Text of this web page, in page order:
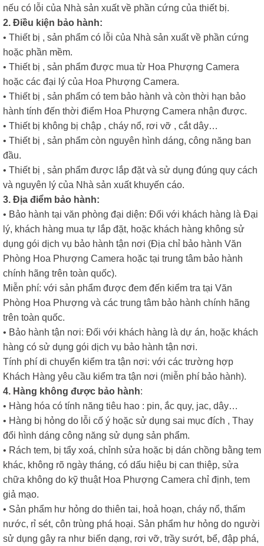
nếu có lỗi của Nhà sản xuất về phần cứng của thiết bị.
2. Điều kiện bảo hành:
• Thiết bị , sản phẩm có lỗi của Nhà sản xuất về phần cứng
hoặc phần mềm.
• Thiết bị , sản phẩm được mua từ Hoa Phượng Camera
hoặc các đại lý của Hoa Phượng Camera.
• Thiết bị , sản phẩm có tem bảo hành và còn thời hạn bảo
hành tính đến thời điểm Hoa Phượng Camera nhận được.
• Thiết bị không bị chập , cháy nổ, rơi vỡ , cắt dây…
• Thiết bị , sản phẩm còn nguyên hình dáng, công năng ban
đầu.
• Thiết bị , sản phẩm được lắp đặt và sử dụng đúng quy cách
và nguyên lý của Nhà sản xuất khuyến cáo.
3. Địa điểm bảo hành:
• Bảo hành tại văn phòng đại diện: Đối với khách hàng là Đại
lý, khách hàng mua tự lắp đặt, hoặc khách hàng không sử
dụng gói dịch vụ bảo hành tận nơi (Địa chỉ bảo hành Văn
Phòng Hoa Phượng Camera hoặc tại trung tâm bảo hành
chính hãng trên toàn quốc).
Miễn phí: với sản phẩm được đem đến kiểm tra tại Văn
Phòng Hoa Phượng và các trung tâm bảo hành chính hãng
trên toàn quốc.
• Bảo hành tận nơi: Đối với khách hàng là dự án, hoặc khách
hàng có sử dụng gói dịch vụ bảo hành tận nơi.
Tính phí di chuyển kiểm tra tận nơi: với các trường hợp
Khách Hàng yêu cầu kiểm tra tận nơi (miễn phí bảo hành).
4. Hàng không được bảo hành:
• Hàng hóa có tính năng tiêu hao : pin, ắc quy, jac, dây…
• Hàng bị hỏng do lỗi cố ý hoặc sử dụng sai mục đích , Thay
đổi hình dáng công năng sử dụng sản phẩm.
• Rách tem, bị tẩy xoá, chỉnh sửa hoặc bị dán chồng bằng tem
khác, không rõ ngày tháng, có dấu hiệu bị can thiệp, sửa
chữa không do kỹ thuật Hoa Phượng Camera chỉ định, tem
giả mạo.
• Sản phẩm hư hỏng do thiên tai, hoả hoạn, cháy nổ, thấm
nước, rỉ sét, côn trùng phá hoại. Sản phẩm hư hỏng do người
sử dụng gây ra như biến dạng, rơi vỡ, trầy sướt, bể, đập phá,